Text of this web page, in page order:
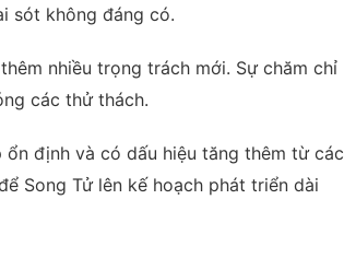
sót không đáng có.
nhiều trọng trách mới. Sự chăm chỉ
các thử thách.
định và có dấu hiệu tăng thêm từ các
Song Tử lên kế hoạch phát triển dài